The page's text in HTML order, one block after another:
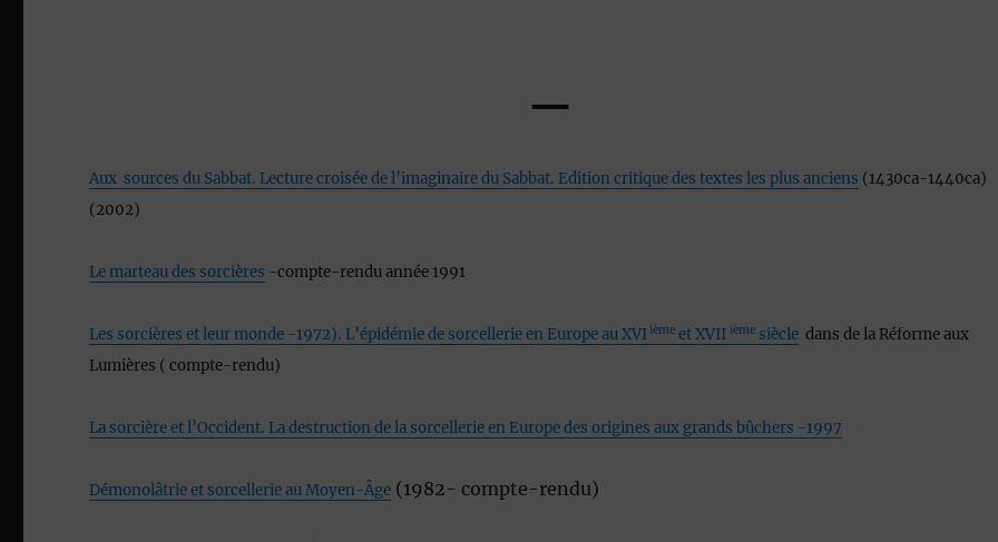
—
Aux sources du Sabbat. Lecture croisée de l’imaginaire du Sabbat. Edition critique des textes les plus anciens (1430ca-1440ca)
(2002)
Le marteau des sorcières -compte-rendu année 1991
Les sorcières et leur monde -1972). L’épidémie de sorcellerie en Europe au XVI ième et XVII ième siècle dans de la Réforme aux
Lumières ( compte-rendu)
La sorcière et l’Occident. La destruction de la sorcellerie en Europe des origines aux grands bûchers -1997
Démonolâtrie et sorcellerie au Moyen-Âge (1982- compte-rendu)